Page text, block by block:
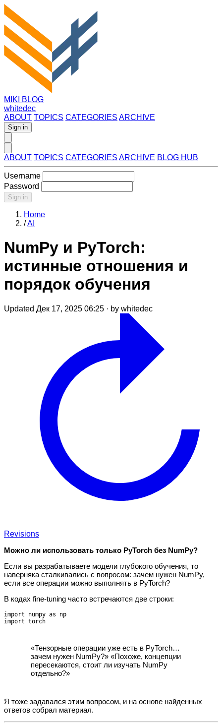
MIKI BLOG
whitedec
ABOUT TOPICS CATEGORIES ARCHIVE
Sign in
ABOUT TOPICS CATEGORIES ARCHIVE BLOG HUB
Username
Password
Sign in
Home
/AI
NumPy и PyTorch:
истинные отношения и
порядок обучения
Updated Дек 17, 2025 06:25 · by whitedec
Revisions
Можно ли использовать только PyTorch без NumPy?
Если вы разрабатываете модели глубокого обучения, то
наверняка сталкивались с вопросом: зачем нужен NumPy,
если все операции можно выполнять в PyTorch?
В кодах fine‑tuning часто встречаются две строки:
import numpy as np
«Тензорные операции уже есть в PyTorch…
зачем нужен NumPy?» «Похоже, концепции
пересекаются, стоит ли изучать NumPy
отдельно?»
Я тоже задавался этим вопросом, и на основе найденных
ответов собрал материал.